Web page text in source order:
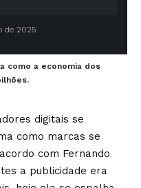
de 2025
como a economia dos
digitais se
como marcas se
com Fernando
a publicidade era